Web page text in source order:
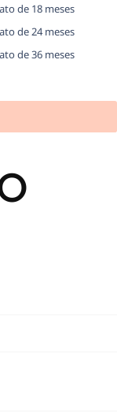
de 18 meses
de 24 meses
de 36 meses